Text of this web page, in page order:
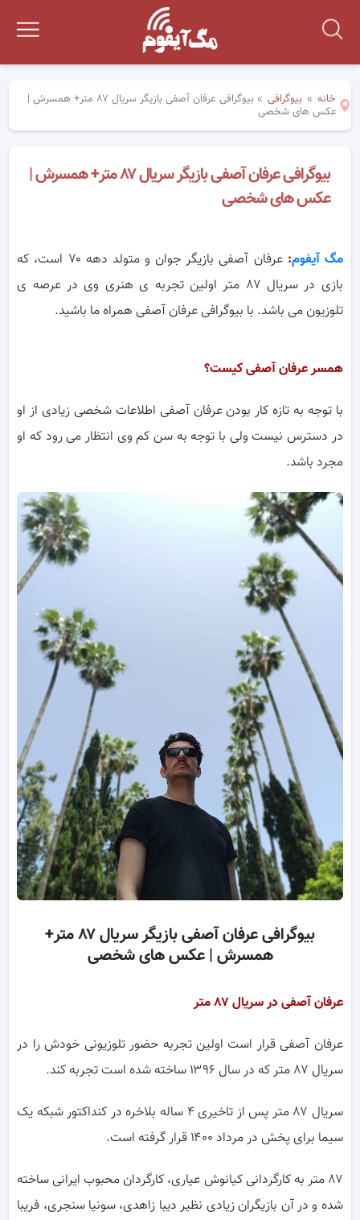
خانه » بیوگرافی »
بیوگرافی عرفان آصفی بازیگر سریال ۸۷ متر+ همسرش |
عکس های شخصی
بیوگرافی عرفان آصفی بازیگر سریال ۸۷ متر+ همسرش |
عکس های شخصی
مگ آیفوم:
عرفان آصفی بازیگر جوان و متولد دهه ۷۰ است، که
بازی در سریال ۸۷ متر اولین تجربه ی هنری وی در عرصه ی
تلوزیون می باشد. با بیوگرافی عرفان آصفی همراه ما باشید.
همسر عرفان آصفی کیست؟
با توجه به تازه کار بودن عرفان آصفی اطلاعات شخصی زیادی از او
در دسترس نیست ولی با توجه به سن کم وی انتظار می رود که او
مجرد باشد.
بیوگرافی عرفان آصفی بازیگر سریال ۸۷ متر+
همسرش | عکس های شخصی
عرفان آصفی در سریال ۸۷ متر
عرفان آصفی قرار است اولین تجربه حضور تلوزیونی خودش را در
سریال ۸۷ متر که در سال ۱۳۹۶ ساخته شده است تجربه کند.
سریال ۸۷ متر پس از تاخیری ۴ ساله بلاخره در کنداکتور شبکه یک
سیما برای پخش در مرداد ۱۴۰۰ قرار گرفته است.
۸۷ متر به کارگردانی کیانوش عیاری، کارگردان محبوب ایرانی ساخته
شده و در آن بازیگران زیادی نظیر دیبا زاهدی، سونیا سنجری، فریبا